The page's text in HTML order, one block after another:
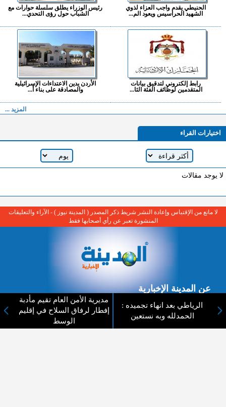
الحنيطي يقدم واجب العزاء لذوي
الشهيد الحراسيس ويعود الم...
رئيس الوزراء يطلق سلسلة حوارات مع
الشباب حول رؤى التحدي...
رابط إلكتروني لتدقيق بيانات
المتقدمين لوظائف الفئة الثا...
الأردن يدين الاعتداءات الإسرائيلية
والمصادقة على بناء أ...
المزيد ...
اختيارات القراء
لا يوجد مقالات
الرياطي بعد انهاء تجميده :
الحمدلله وبه نستعين
مديرية الأمن العام تقيم مأدبة
إفطار لرفاق السلاح في إقليم
الوسط
لا مانع من الإقتباس وإعادة النشر شريط ذكر المصدر ( المدينة نيوز ) - الآراء والتعليقات
المنشورة تعبر عن رأي أصحابها فقط
عن المدينة الإخبارية
المدينة الإخبارية صحيفة الكترونية شاملة تابعة لشركة قنوات البث
الاردنية تنقل الاخبار المحلية الأردنية وأخبار فلسطين وأبرز الأخبار
العربية والدولية لحظة حدوثها بمهنية رفيعة ليكون العالم بما يجري